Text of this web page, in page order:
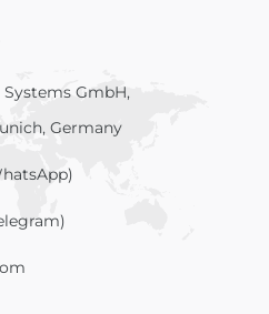
GmbH,
Germany